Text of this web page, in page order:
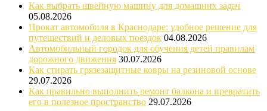
Как выбрать швейную машину для домашних задач
05.08.2026
Прокат автомобиля в Краснодаре: удобное решение для
путешествий и деловых поездок 04.08.2026
Автомобильный городок для обучения детей правилам
дорожного движения 30.07.2026
Как стирать грязезащитные ковры на резиновой основе
29.07.2026
Как правильно выполнить ремонт балкона и превратить
его в полезное пространство 29.07.2026